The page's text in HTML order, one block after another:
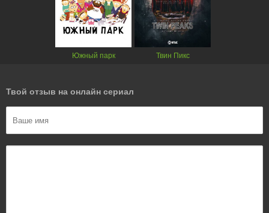
Южный парк Твин Пикс
Твой отзыв на онлайн сериал